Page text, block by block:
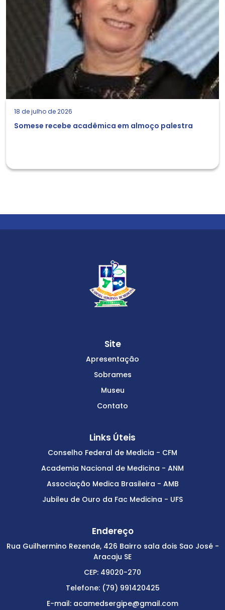
18 de julho de 2026
Somese recebe acadêmica em almoço palestra
Site
Apresentação
Sobrames
Museu
Contato
Links Úteis
Conselho Federal de Medicia - CFM
Academia Nacional de Medicina - ANM
Associação Medica Brasileira - AMB
Jubileu de Ouro da Fac Medicina - UFS
Endereço
Rua Guilhermino Rezende, 426 Bairro sala dois Sao José -
Aracaju SE
CEP: 49020-270
Telefone: (79) 991420425
E-mail: acamedsergipe@gmail.com